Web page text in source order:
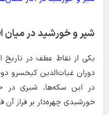
شیر و خورشید در میان
یکی از نقاط عطف در
دوران غیاث‌الدین کیخسرو
در این سکه‌ها، شیری
خورشیدی چهره‌دار بر فراز آن